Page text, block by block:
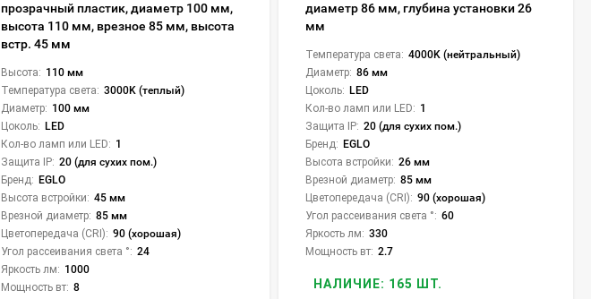
прозрачный пластик, диаметр 100 мм,
высота 110 мм, врезное 85 мм, высота
встр. 45 мм
Высота: 110 мм
Температура света: 3000K (теплый)
Диаметр: 100 мм
Цоколь: LED
Кол-во ламп или LED: 1
Защита IP: 20 (для сухих пом.)
Бренд: EGLO
Высота встройки: 45 мм
Врезной диаметр: 85 мм
Цветопередача (CRI): 90 (хорошая)
Угол рассеивания света °: 24
Яркость лм: 1000
Мощность вт: 8
диаметр 86 мм, глубина установки 26
мм
Температура света: 4000K (нейтральный)
Диаметр: 86 мм
Цоколь: LED
Кол-во ламп или LED: 1
Защита IP: 20 (для сухих пом.)
Бренд: EGLO
Высота встройки: 26 мм
Врезной диаметр: 85 мм
Цветопередача (CRI): 90 (хорошая)
Угол рассеивания света °: 60
Яркость лм: 330
Мощность вт: 2.7
НАЛИЧИЕ: 165 ШТ.